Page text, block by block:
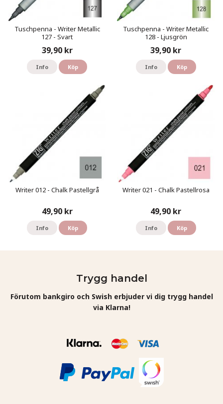
Tuschpenna - Writer Metallic
127 - Svart
39,90 kr
Info Köp
Tuschpenna - Writer Metallic
128 - Ljusgrön
39,90 kr
Info Köp
Writer 012 - Chalk Pastellgrå
49,90 kr
Info Köp
Writer 021 - Chalk Pastellrosa
49,90 kr
Info Köp
Trygg handel
Förutom bankgiro och Swish erbjuder vi dig trygg handel
via Klarna!